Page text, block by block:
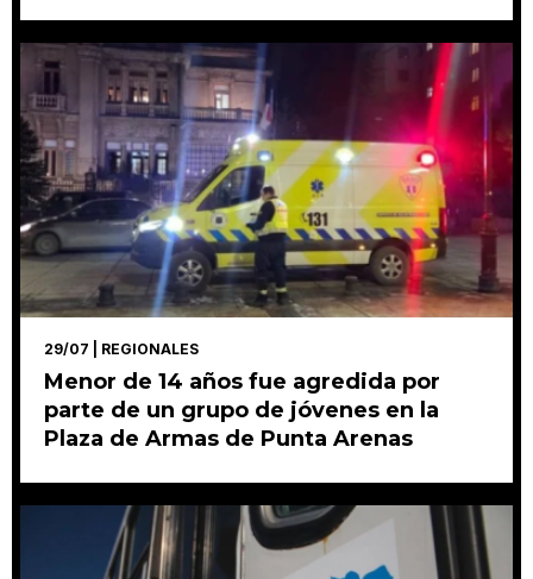
29/07 | REGIONALES
Menor de 14 años fue agredida por
parte de un grupo de jóvenes en la
Plaza de Armas de Punta Arenas